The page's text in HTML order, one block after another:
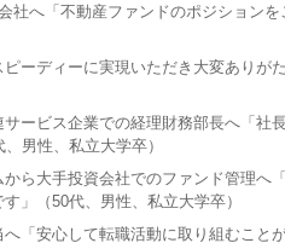
社へ「不動産ファンドのポジション
ーディーに実現いただき大変ありが
ービス企業での経理財務部長へ「社
男性、私立大学卒）
ら大手投資会社でのファンド管理へ
」（50代、男性、私立大学卒）
「安心して転職活動に取り組むこと